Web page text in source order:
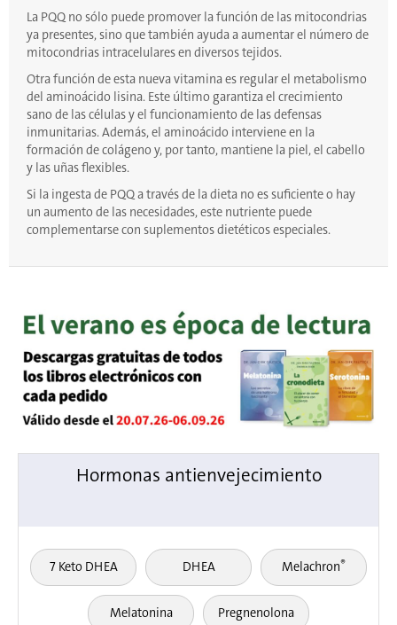
La PQQ no sólo puede promover la función de las mitocondrias
ya presentes, sino que también ayuda a aumentar el número de
mitocondrias intracelulares en diversos tejidos.
Otra función de esta nueva vitamina es regular el metabolismo
del aminoácido lisina. Este último garantiza el crecimiento
sano de las células y el funcionamiento de las defensas
inmunitarias. Además, el aminoácido interviene en la
formación de colágeno y, por tanto, mantiene la piel, el cabello
y las uñas flexibles.
Si la ingesta de PQQ a través de la dieta no es suficiente o hay
un aumento de las necesidades, este nutriente puede
complementarse con suplementos dietéticos especiales.
Hormonas antienvejecimiento
7 Keto DHEA DHEA Melachron®
Melatonina Pregnenolona